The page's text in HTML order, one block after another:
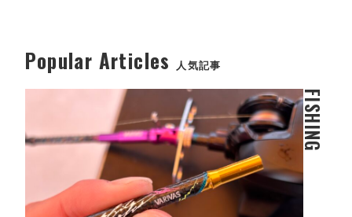
Popular Articles 人気記事
FISHING